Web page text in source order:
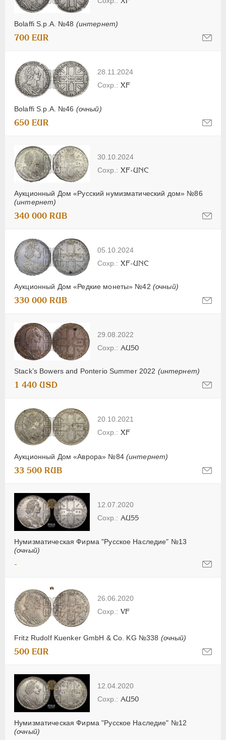
Bolaffi S.p.A. №48 (интернет)
700 EUR
28.11.2024
Bolaffi S.p.A. №46 (очный)
XF
650 EUR
30.10.2024
Аукционный Дом «Русский нумизматический дом» №86
(интернет)
XF-UNC
340 000 RUB
05.10.2024
Аукционный Дом «Редкие монеты» №42 (очный)
XF-UNC
330 000 RUB
29.08.2022
Stack’s Bowers and Ponterio Summer 2022 (интернет)
AU50
1 440 USD
20.10.2021
Аукционный Дом «Аврора» №84 (интернет)
XF
33 500 RUB
12.07.2020
Нумизматическая Фирма "Русское Наследие" №13
(очный)
AU55
-
26.06.2020
Fritz Rudolf Kuenker GmbH & Co. KG №338 (очный)
VF
500 EUR
12.04.2020
Нумизматическая Фирма "Русское Наследие" №12
(очный)
AU50